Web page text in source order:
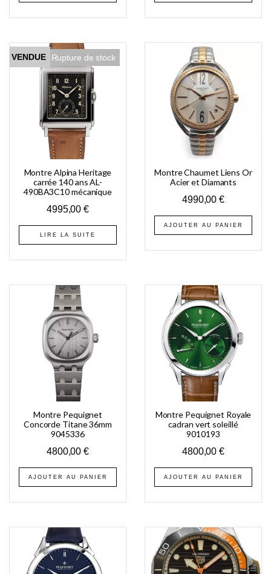
VENDUE Rupture de stock
Montre Alpina Heritage
carrée 140 ans AL-
490BA3C10 mécanique
4995,00€
LIRE LA SUITE
Montre Chaumet Liens Or
Acier et Diamants
4990,00€
AJOUTER AU PANIER
Montre Pequignet
Concorde Titane 36mm
9045336
4800,00€
AJOUTER AU PANIER
Montre Pequignet Royale
cadran vert soleillé
9010193
4800,00€
AJOUTER AU PANIER